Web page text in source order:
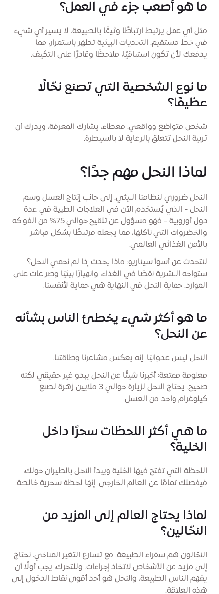
ما هو أصعب جزء في العمل؟
مثل أي عمل يرتبط ارتباطًا وثيقًا بالطبيعة، لا يسير أي شيء
في خط مستقيم. التحديات البيئية تظهر باستمرار، مما
يدفعك لأن تكون استباقيًا، ملاحظًا وقادرًا على التكيف.
ما نوع الشخصية التي تصنع نحّالًا
عظيمًا؟
شخص متواضع وواقعي. معطاء، يشارك المعرفة، ويدرك أن
تربية النحل تتعلق بالرعاية لا بالسيطرة.
لماذا النحل مهم جدًا؟
النحل ضروري لنظامنا البيئي. إلى جانب إنتاج العسل وسم
النحل - الذي يُستخدم الآن في العلاجات الطبية في عدة
دول أوروبية - فهو مسؤول عن تلقيح حوالي 75% من الفواكه
والخضروات التي نأكلها، مما يجعله مرتبطًا بشكل مباشر
بالأمن الغذائي العالمي.
لنتحدث عن أسوأ سيناريو: ماذا يحدث إذا لم نحمي النحل؟
ستواجه البشرية نقصًا في الغذاء، وانهيارًا بيئيًا وصراعات على
الموارد. حماية النحل في النهاية هي حماية لأنفسنا.
ما هو أكثر شيء يخطئ الناس بشأنه
عن النحل؟
النحل ليس عدوانيًا. إنه يعكس مشاعرنا وطاقتنا.
معلومة ممتعة: أخبرنا شيئًا عن النحل يبدو غير حقيقي لكنه
صحيح. يحتاج النحل لزيارة حوالي 3 ملايين زهرة لصنع
كيلوغرام واحد من العسل.
ما هي أكثر اللحظات سحرًا داخل
الخلية؟
اللحظة التي تفتح فيها الخلية ويبدأ النحل بالطيران حولك،
فيفصلك تمامًا عن العالم الخارجي. إنها لحظة سحرية خالصة.
لماذا يحتاج العالم إلى المزيد من
النحّالين؟
النحّالون هم سفراء الطبيعة. مع تسارع التغير المناخي، نحتاج
إلى مزيد من الأشخاص لاتخاذ إجراءات. وللتحرك، يجب أولًا أن
يفهم الناس الطبيعة، والنحل هو أحد أقوى نقاط الدخول إلى
هذه العلاقة.